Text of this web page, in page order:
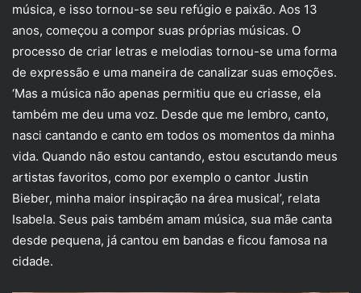
música, e isso tornou-se seu refúgio e paixão. Aos 13
anos, começou a compor suas próprias músicas. O
processo de criar letras e melodias tornou-se uma forma
de expressão e uma maneira de canalizar suas emoções.
‘Mas a música não apenas permitiu que eu criasse, ela
também me deu uma voz. Desde que me lembro, canto,
nasci cantando e canto em todos os momentos da minha
vida. Quando não estou cantando, estou escutando meus
artistas favoritos, como por exemplo o cantor Justin
Bieber, minha maior inspiração na área musical’, relata
Isabela. Seus pais também amam música, sua mãe canta
desde pequena, já cantou em bandas e ficou famosa na
cidade.